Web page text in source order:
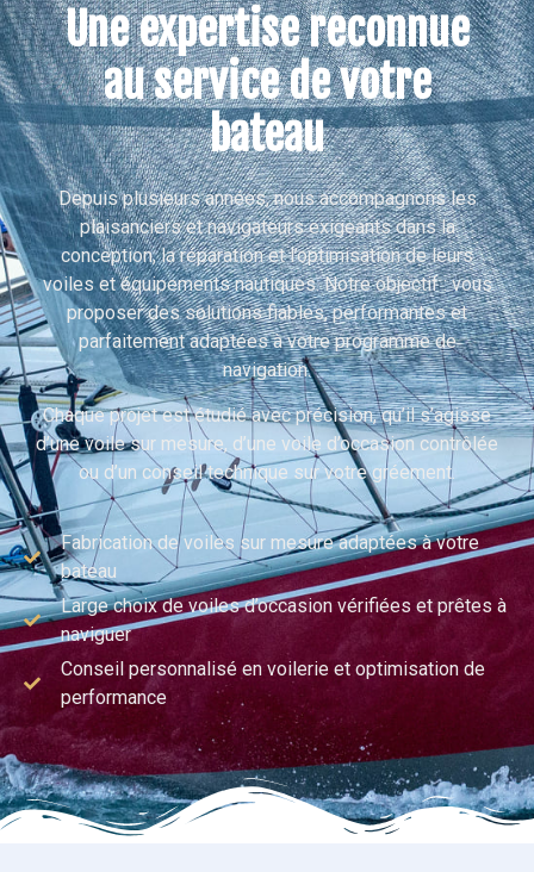
Une expertise reconnue
au service de votre
bateau
Depuis plusieurs années, nous accompagnons les
plaisanciers et navigateurs exigeants dans la
conception, la réparation et l’optimisation de leurs
voiles et équipements nautiques. Notre objectif : vous
proposer des solutions fiables, performantes et
parfaitement adaptées à votre programme de
navigation.
Chaque projet est étudié avec précision, qu’il s’agisse
d’une voile sur mesure, d’une voile d’occasion contrôlée
ou d’un conseil technique sur votre gréement.
Fabrication de voiles sur mesure adaptées à votre
bateau
Large choix de voiles d’occasion vérifiées et prêtes à
naviguer
Conseil personnalisé en voilerie et optimisation de
performance